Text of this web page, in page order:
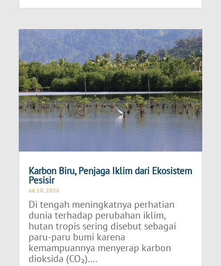
Karbon Biru, Penjaga Iklim dari Ekosistem
Pesisir
Jul 10, 2026
Di tengah meningkatnya perhatian
dunia terhadap perubahan iklim,
hutan tropis sering disebut sebagai
paru-paru bumi karena
kemampuannya menyerap karbon
dioksida (CO₂)....